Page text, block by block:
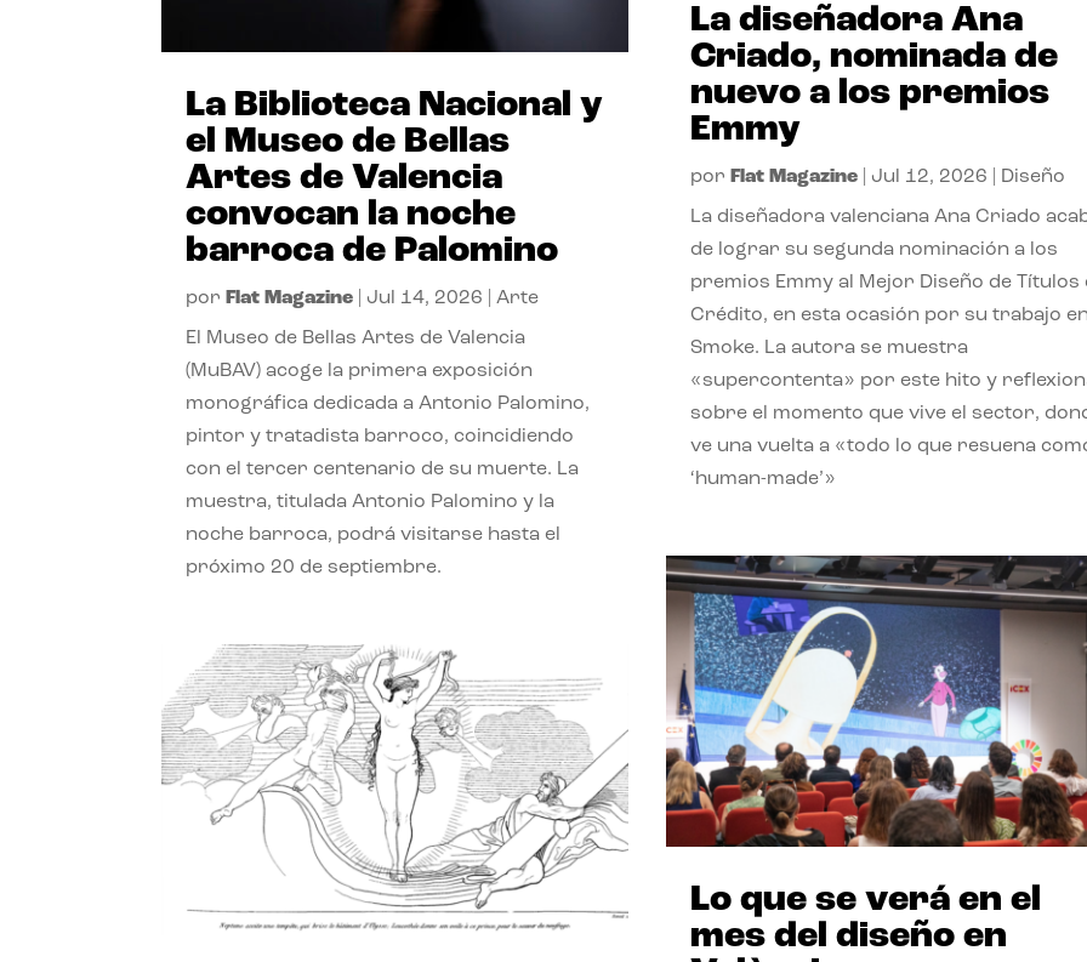
La Biblioteca Nacional y
el Museo de Bellas
Artes de Valencia
convocan la noche
barroca de Palomino
por Flat Magazine Jul 14, 2026 |Arte
El Museo de Bellas Artes de Valencia
(MuBAV) acoge la primera exposición
monográfica dedicada a Antonio Palomino,
pintor y tratadista barroco, coincidiendo
con el tercer centenario de su muerte. La
muestra, titulada Antonio Palomino y la
noche barroca, podrá visitarse hasta el
próximo 20 de septiembre.
La diseñadora Ana
Criado, nominada de
nuevo a los premios
Emmy
por Flat Magazine| Jul 12, 2026 Diseño
La diseñadora valenciana Ana Criado
de lograr su segunda nominación a los
premios Emmy al Mejor Diseño de Títulos
Crédito, en esta ocasión por su trabajo
Smoke. La autora se muestra
«supercontenta» por este hito y
sobre el momento que vive el sector,
ve una vuelta a «todo lo que resuena
‘human-made’»
Lo que se verá en el
mes del diseño en